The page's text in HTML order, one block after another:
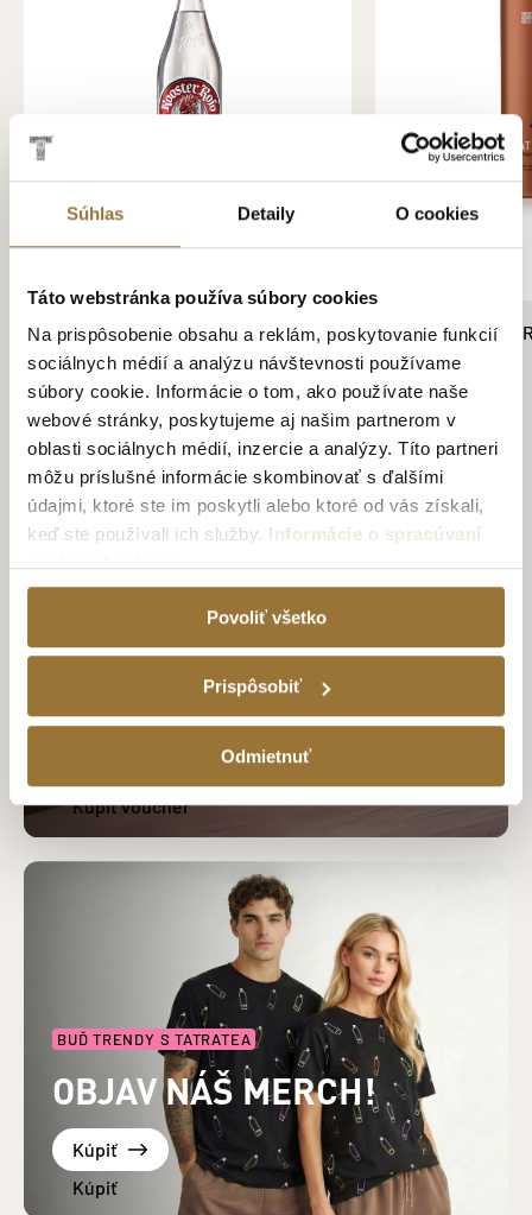
Súhlas Detaily O cookies
Táto webstránka používa súbory cookies
Na prispôsobenie obsahu a reklám, poskytovanie funkcií
sociálnych médií a analýzu návštevnosti používame
súbory cookie. Informácie o tom, ako používate naše
webové stránky, poskytujeme aj našim partnerom v
oblasti sociálnych médií, inzercie a analýzy. Títo partneri
môžu príslušné informácie skombinovať s ďalšími
údajmi, ktoré ste im poskytli alebo ktoré od vás získali,
keď ste používali ich služby. Informácie o spracúvaní
Povoliť všetko
Prispôsobiť
Odmietnuť
Zákaz predaja alkoholických nápojov osobám mladším ako
18 rokov a osobám zjavne ovplyvneným alkoholom. §3 ods. 2
zákona č. 219/1996 Z.z. o ochrane pred zneužívaním
alkoholických nápojov a o zriaďovaní a prevádzke
protialkoholických záchytných služieb.
VÝROBCA: TATRA DISTILLERY s. r. o., Pradiareň 40, 060 01
DISTRIBÚTOR: KARLOFF s. r. o., Pradiareň 40, 060 01
Kežmarok IČO: 36247367
ROOSTER ROJO BLANCO 38% 0,7L
23.99€
TATRATEA 42 %
15.59€
NEZABUDNUTEĽNÚ
DEGUSTÁCIU TATRATEA
BUĎ TRENDY S TATRATEA
OBJAV NÁŠ MERCH!
Kúpiť